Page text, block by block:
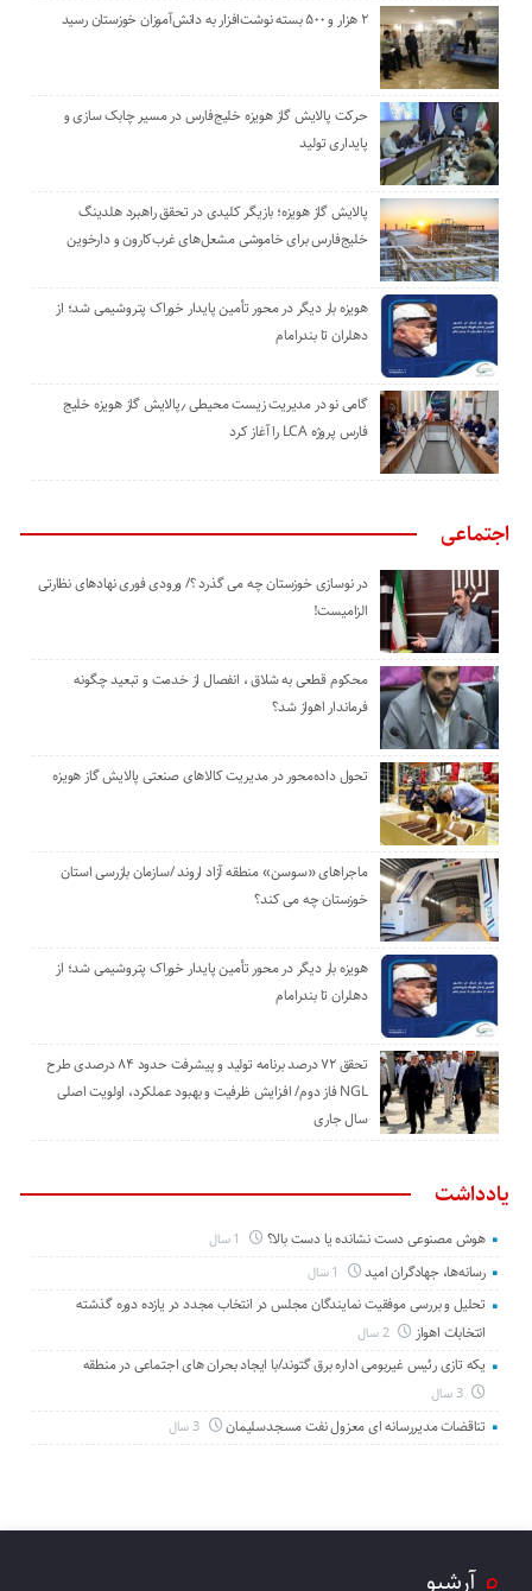
۲ هزار و ۵۰۰ بسته نوشت‌افزار به دانش‌آموزان خوزستان رسید
حرکت پالایش گاز هویزه خلیج‌فارس در مسیر چابک سازی و
پایداری تولید
پالایش گاز هویزه؛ بازیگر کلیدی در تحقق راهبرد هلدینگ
خلیج‌فارس برای خاموشی مشعل‌های غرب‌کارون و دارخوین
هویزه بار دیگر در محور تأمین پایدار خوراک پتروشیمی شد؛ از
دهلران تا بندرامام
گامی نو در مدیریت زیست ‌محیطی ٫پالایش گاز هویزه خلیج
‌فارس پروژه LCA را آغاز کرد
اجتماعی
در نوسازی خوزستان چه می گذرد ؟/ ورودی فوری نهادهای نظارتی
الزامیست!
محکوم قطعی به شلاق ، انفصال از خدمت و تبعید چگونه
فرماندار اهواز شد؟
تحول داده‌محور در مدیریت کالاهای صنعتی پالایش گاز هویزه
ماجراهای «سوسن» منطقه آزاد اروند /سازمان بازرسی استان
خوزستان چه می کند؟
هویزه بار دیگر در محور تأمین پایدار خوراک پتروشیمی شد؛ از
دهلران تا بندرامام
تحقق ۷۲ درصد برنامه تولید و پیشرفت حدود ۸۴ درصدی طرح
NGL فاز دوم/ افزایش ظرفیت و بهبود عملکرد، اولویت اصلی
سال جاری
یادداشت
هوش مصنوعی دست نشانده یا دست بالا؟
رسانه‌ها، جهادگران امید
تحلیل و بررسی موفقیت نمایندگان مجلس در انتخاب مجدد در یازده دوره گذشته
انتخابات اهواز
2 سال
یکه تازی رئیس غیربومی اداره برق گتوند/با ایجاد بحران های اجتماعی در منطقه
3 سال
تناقضات مدیررسانه ای معزول نفت مسجدسلیمان 3 سال
آرشیو